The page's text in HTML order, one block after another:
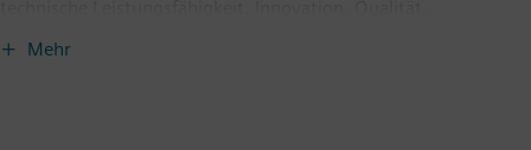
Mehr